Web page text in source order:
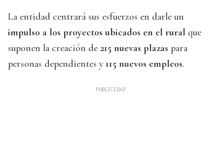
La entidad centrará sus esfuerzos en darle un
impulso a los proyectos ubicados en el rural que
suponen la creación de 215 nuevas plazas para
personas dependientes y115 nuevos empleos.